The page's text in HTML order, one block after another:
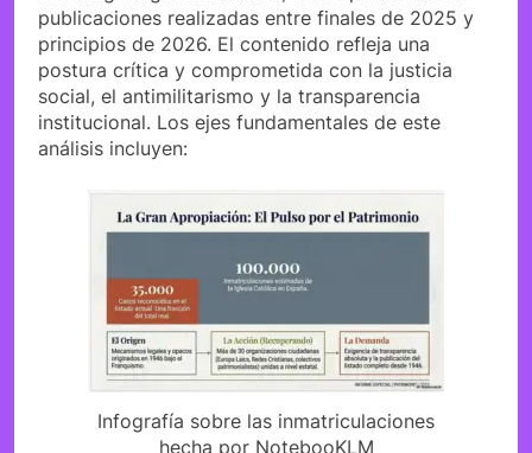
publicaciones realizadas entre finales de 2025 y
principios de 2026. El contenido refleja una
postura crítica y comprometida con la justicia
social, el antimilitarismo y la transparencia
institucional. Los ejes fundamentales de este
análisis incluyen:
Infografía sobre las inmatriculaciones
hecha por NotebooKLM